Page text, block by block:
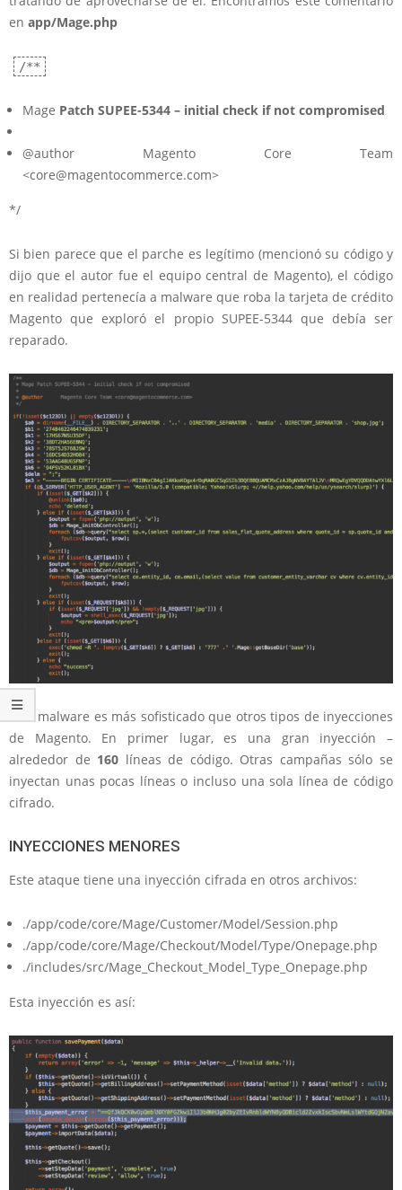
en app/Mage.php
/**
Mage Patch SUPEE-5344 – initial check if not compromised
@author Magento Core Team
<core@magentocommerce.com>
*/
Si bien parece que el parche es legítimo (mencionó su código y
dijo que el autor fue el equipo central de Magento), el código
en realidad pertenecía a malware que roba la tarjeta de crédito
Magento que exploró el propio SUPEE-5344 que debía ser
reparado.
Este malware es más sofisticado que otros tipos de inyecciones
de Magento. En primer lugar, es una gran inyección –
alrededor de 160 líneas de código. Otras campañas sólo se
inyectan unas pocas líneas o incluso una sola línea de código
cifrado.
INYECCIONES MENORES
Este ataque tiene una inyección cifrada en otros archivos:
./app/code/core/Mage/Customer/Model/Session.php
./app/code/core/Mage/Checkout/Model/Type/Onepage.php
./includes/src/Mage_Checkout_Model_Type_Onepage.php
Esta inyección es así: